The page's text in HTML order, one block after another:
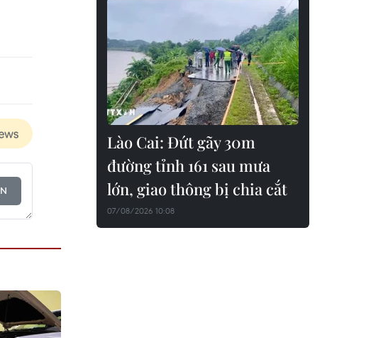
Lào Cai: Đứt gãy 30m
đường tỉnh 161 sau mưa
lớn, giao thông bị chia cắt
07/08/2026 10:08